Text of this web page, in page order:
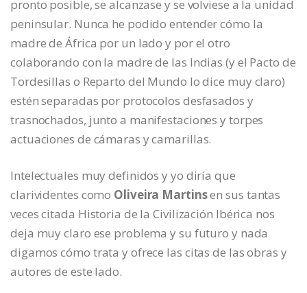
pronto posible, se alcanzase y se volviese a la unidad
peninsular. Nunca he podido entender cómo la
madre de África por un lado y por el otro
colaborando con la madre de las Indias (y el Pacto de
Tordesillas o Reparto del Mundo lo dice muy claro)
estén separadas por protocolos desfasados y
trasnochados, junto a manifestaciones y torpes
actuaciones de cámaras y camarillas.
Intelectuales muy definidos y yo diría que
clarividentes como Oliveira Martinsen sus tantas
veces citada Historia de la Civilización Ibérica nos
deja muy claro ese problema y su futuro y nada
digamos cómo trata y ofrece las citas de las obras y
autores de este lado.